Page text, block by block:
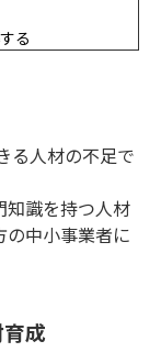
る
る人材の不足で
知識を持つ人材
中小事業者に
成